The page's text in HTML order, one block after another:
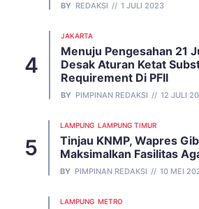
BY REDAKSI 1 JULI 2023
JAKARTA
Menuju Pengesahan 21
Desak Aturan Ketat
Requirement Di PFII
BY PIMPINAN REDAKSI 12 JULI
LAMPUNG LAMPUNG TIMUR
Tinjau KNMP, Wapres
Maksimalkan Fasilitas
BY PIMPINAN REDAKSI 10 MEI
LAMPUNG METRO